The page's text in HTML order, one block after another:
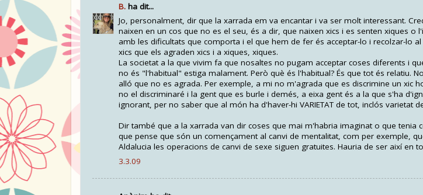
B. ha dit...
Jo, personalment, dir que la xarrada em va encantar i va ser molt interessant.
naixen en un cos que no es el seu, és a dir, que naixen xics i es senten xiques o
amb les dificultats que comporta i el que hem de fer és acceptar-lo i recolzar-lo
xics que els agraden xics i a xiques, xiques.
La societat a la que vivim fa que nosaltes no pugam acceptar coses diferents i
no és "l'habitual" estiga malament. Però què és l'habitual? És que tot és relatiu.
alló que no es agrada. Per exemple, a mi no m'agrada que es discrimine un xic
no el discriminaré i la gent que es burle i demés, a eixa gent és a la que s'ha
ignorant, per no saber que al món ha d'haver-hi VARIETAT de tot, inclós varietat
Dir també que a la xarrada van dir coses que mai m'habria imaginat o que tenia
que pense que són un començament al canvi de mentalitat, com per exemple,
Aldalucia les operacions de canvi de sexe siguen gratuites. Hauria de ser així en
3.3.09